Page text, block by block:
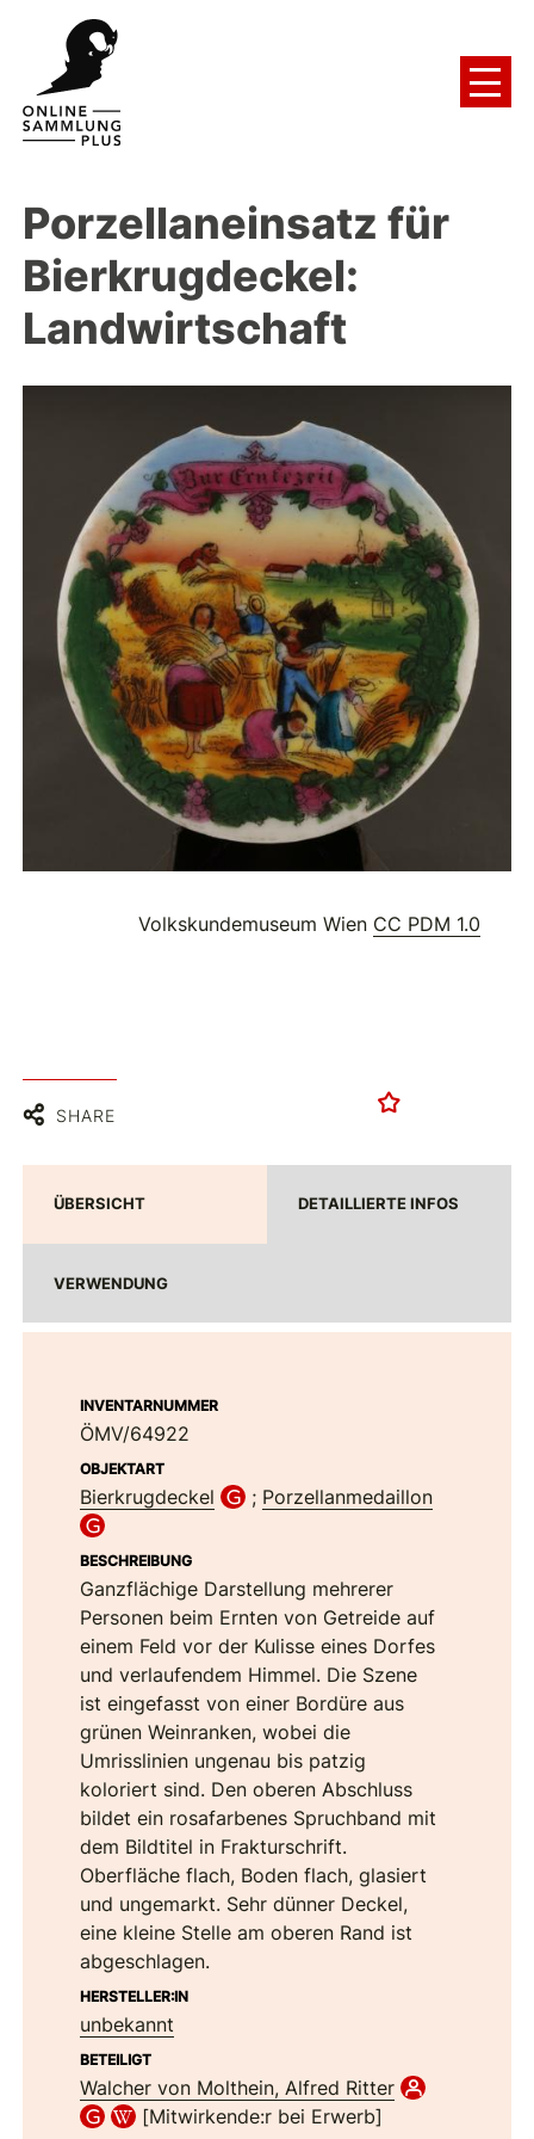
Porzellaneinsatz für
Bierkrugdeckel:
Landwirtschaft
Volkskundemuseum Wien CC PDM 1.0
SHARE
ÜBERSICHT DETAILLIERTE INFOS
VERWENDUNG
INVENTARNUMMER
ÖMV/64922
OBJEKTART
Bierkrugdeckel ; Porzellanmedaillon
BESCHREIBUNG
Ganzflächige Darstellung mehrerer
Personen beim Ernten von Getreide auf
einem Feld vor der Kulisse eines Dorfes
und verlaufendem Himmel. Die Szene
ist eingefasst von einer Bordüre aus
grünen Weinranken, wobei die
Umrisslinien ungenau bis patzig
koloriert sind. Den oberen Abschluss
bildet ein rosafarbenes Spruchband mit
dem Bildtitel in Frakturschrift.
Oberfläche flach, Boden flach, glasiert
und ungemarkt. Sehr dünner Deckel,
eine kleine Stelle am oberen Rand ist
abgeschlagen.
HERSTELLER:IN
unbekannt
BETEILIGT
Walcher von Molthein, Alfred Ritter
[Mitwirkende:r bei Erwerb]